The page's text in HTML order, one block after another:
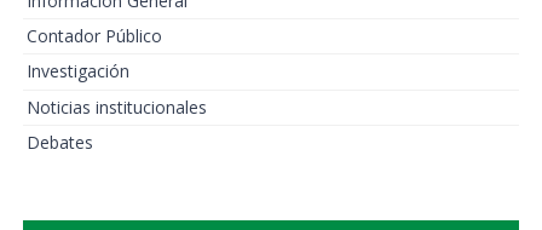
Contador Público
Investigación
Noticias institucionales
Debates